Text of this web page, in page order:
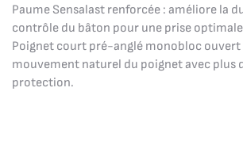
Paume Sensalast renforcée : améliore la
contrôle du bâton pour une prise
Poignet court pré-anglé monobloc ouvert
mouvement naturel du poignet avec plus
protection.